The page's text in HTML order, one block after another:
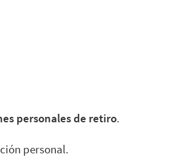
personales de retiro.
personal.